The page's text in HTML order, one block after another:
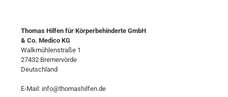
Thomas Hilfen für Körperbehinderte GmbH
& Co. Medico KG
Walkmühlenstraße 1
27432 Bremervörde
Deutschland
E-Mail: info@thomashilfen.de